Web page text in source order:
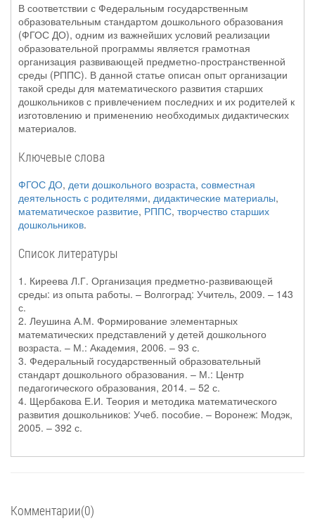
В соответствии с Федеральным государственным
образовательным стандартом дошкольного образования
(ФГОС ДО), одним из важнейших условий реализации
образовательной программы является грамотная
организация развивающей предметно-пространственной
среды (РППС). В данной статье описан опыт организации
такой среды для математического развития старших
дошкольников с привлечением последних и их родителей к
изготовлению и применению необходимых дидактических
материалов.
Ключевые слова
ФГОС ДО, дети дошкольного возраста, совместная
деятельность с родителями, дидактические материалы,
математическое развитие, РППС, творчество старших
дошкольников.
Список литературы
1. Киреева Л.Г. Организация предметно-развивающей
среды: из опыта работы. – Волгоград: Учитель, 2009. – 143
с.
2. Леушина А.М. Формирование элементарных
математических представлений у детей дошкольного
возраста. – М.: Академия, 2006. – 93 с.
3. Федеральный государственный образовательный
стандарт дошкольного образования. – М.: Центр
педагогического образования, 2014. – 52 с.
4. Щербакова Е.И. Теория и методика математического
развития дошкольников: Учеб. пособие. – Воронеж: Модэк,
2005. – 392 с.
Комментарии(0)